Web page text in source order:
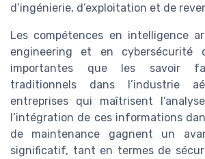
d’ingénierie, d’exploitation et de
Les compétences en intelligence
engineering et en cybersécurité
importantes que les savoir
traditionnels dans l’industrie
entreprises qui maîtrisent
l’intégration de ces informations
de maintenance gagnent un
significatif, tant en termes de